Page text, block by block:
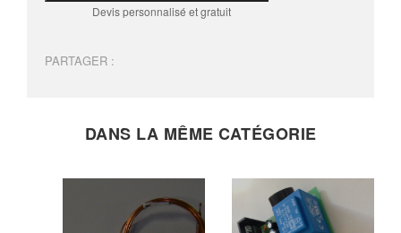
Devis personnalisé et gratuit
PARTAGER :
DANS LA MÊME CATÉGORIE